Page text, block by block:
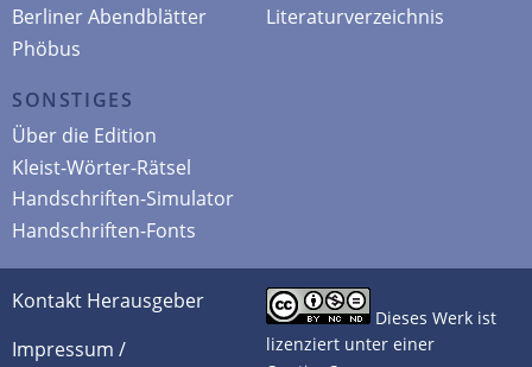
Berliner Abendblätter
Phöbus
Literaturverzeichnis
SONSTIGES
Über die Edition
Kleist-Wörter-Rätsel
Handschriften-Simulator
Handschriften-Fonts
Kontakt Herausgeber
Impressum /
Dieses Werk ist
lizenziert unter einer